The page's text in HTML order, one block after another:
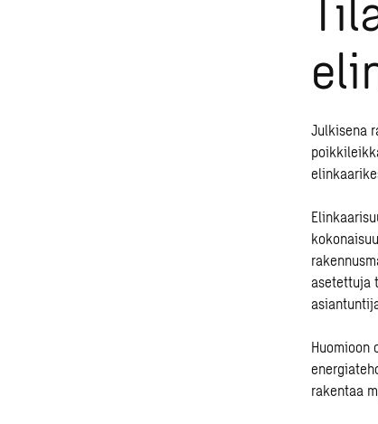
Julkisena
asetettuja
Huomioon
rakentaa